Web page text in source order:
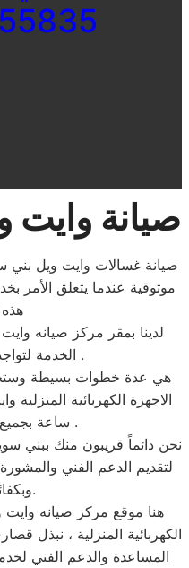
صيانة
صيانة غسالات وايت ويل
موثوقية عندما يتعلق الأمر
لدينا بمقر مركز صيانه
الخدمة لتواجد المكونات الاصلية .
هي عدة خطوات بسيطة
الاجهزة الكهربائية
ساعة بجميع احياء بني سويف .
نحن دائماً قريبون منك ببني
لتقديم الدعم الفني
وبكفائتنا المهنية.
هنا موقع مركز صيانه وايت
الكهربائية المنزلية ، نبذل
المساعدة والدعم الفني